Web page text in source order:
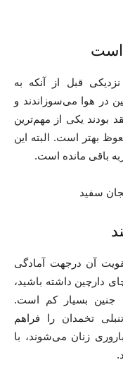
است
قبل از آنکه به
در هوا می‌سوزاندند و
بودند یکی از مهم‌ترین
بهتر است. البته این
باقی مانده است.
آن درجهت آمادگی
دارچین داشته باشید،
جنین بسیار کم است.
تخمدان را فراهم
زنان می‌شوند، با